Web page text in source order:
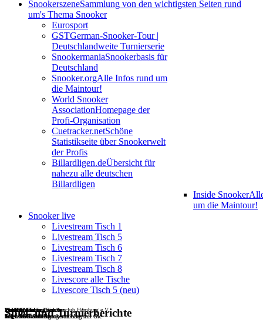
SnookerszeneSammlung von den wichtigsten Seiten rund
um's Thema Snooker
Eurosport
GSTGerman-Snooker-Tour |
Deutschlandweite Turnierserie
SnookermaniaSnookerbasis für
Deutschland
Snooker.orgAlle Infos rund um
die Maintour!
World Snooker
AssociationHomepage der
Profi-Organisation
Cuetracker.netSchöne
Statistikseite über Snookerwelt
der Profis
Billardligen.deÜbersicht für
nahezu alle deutschen
Billardligen
Inside Snooker
um die Maintour!
Snooker live
Livestream Tisch 1
Livestream Tisch 5
Livestream Tisch 6
Livestream Tisch 7
Livestream Tisch 8
Livescore alle Tische
Livescore Tisch 5 (neu)
Willkommen im Snookerclub Hamburg e.V.
Die Batterie
Tisch 9 bis 5
Tisch 6
mit extra Tischheizung von oben
Die Batterie
Tisch 5 bis 9
Beliebte Trainingstische
Jeden Mittwoch Snookertraining mit Ole
Beliebte Trainingstische
Jeden Mittwoch Snookertraining mit Ole
Unser TV-Table Tisch 1
mit Live-Streaming
Unser TV-Table Tisch 1
mit Live-Streaming
The Cup Gallery
Spiel- und Turnierberichte